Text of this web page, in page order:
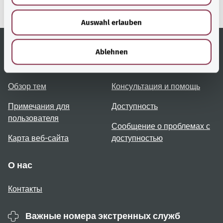
Auswahl erlauben
Ablehnen
Полезные ссылки
Обзор тем
Примечания для
пользователя
Карта веб-сайта
Услуги
Консультация и помощь
Доступность
Сообщение о проблемах с
доступностью
О нас
Контакты
Важные номера экстренных служб